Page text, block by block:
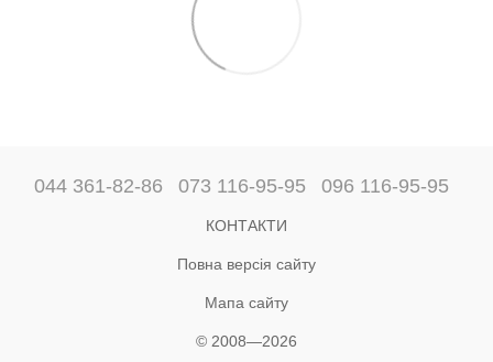
044 361-82-86 073 116-95-95 096 116-95-95
КОНТАКТИ
Повна версія сайту
Мапа сайту
© 2008—2026